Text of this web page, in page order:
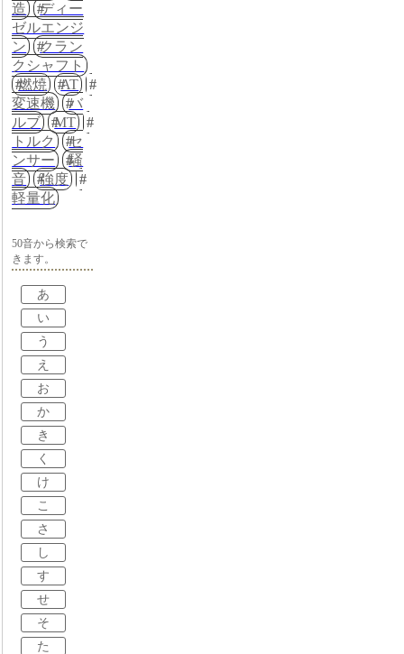
造
ディー
ゼルエンジ
ン
クラン
クシャフト
燃焼
AT
変速機
バ
ルブ
MT
トルク
セ
ンサー
騒
音
強度
軽量化
50音から検索で
きます。
あ
い
う
え
お
か
き
く
け
こ
さ
し
す
せ
そ
た